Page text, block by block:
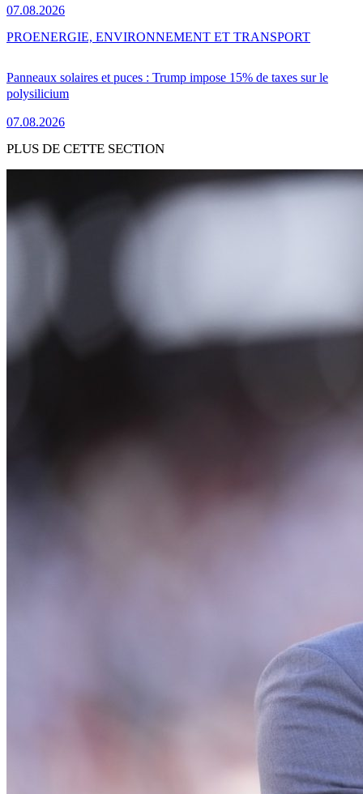
07.08.2026
Panneaux solaires et puces : Trump impose 15% de taxes sur le
polysilicium
07.08.2026
PROENERGIE, ENVIRONNEMENT ET TRANSPORT
PLUS DE CETTE SECTION